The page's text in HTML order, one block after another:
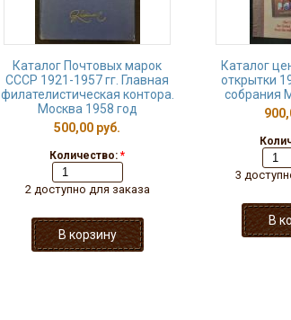
Каталог Почтовых марок
СССР 1921-1957 гг. Главная
филателистическая контора.
Москва 1958 год
500,00 руб.
Количество: *
2 доступно для заказа
Каталог
открытки
собрания
3